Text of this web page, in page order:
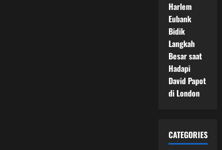
Harlem
Eubank
Bidik
Langkah
Besar saat
Hadapi
David Papot
di London
CATEGORIES